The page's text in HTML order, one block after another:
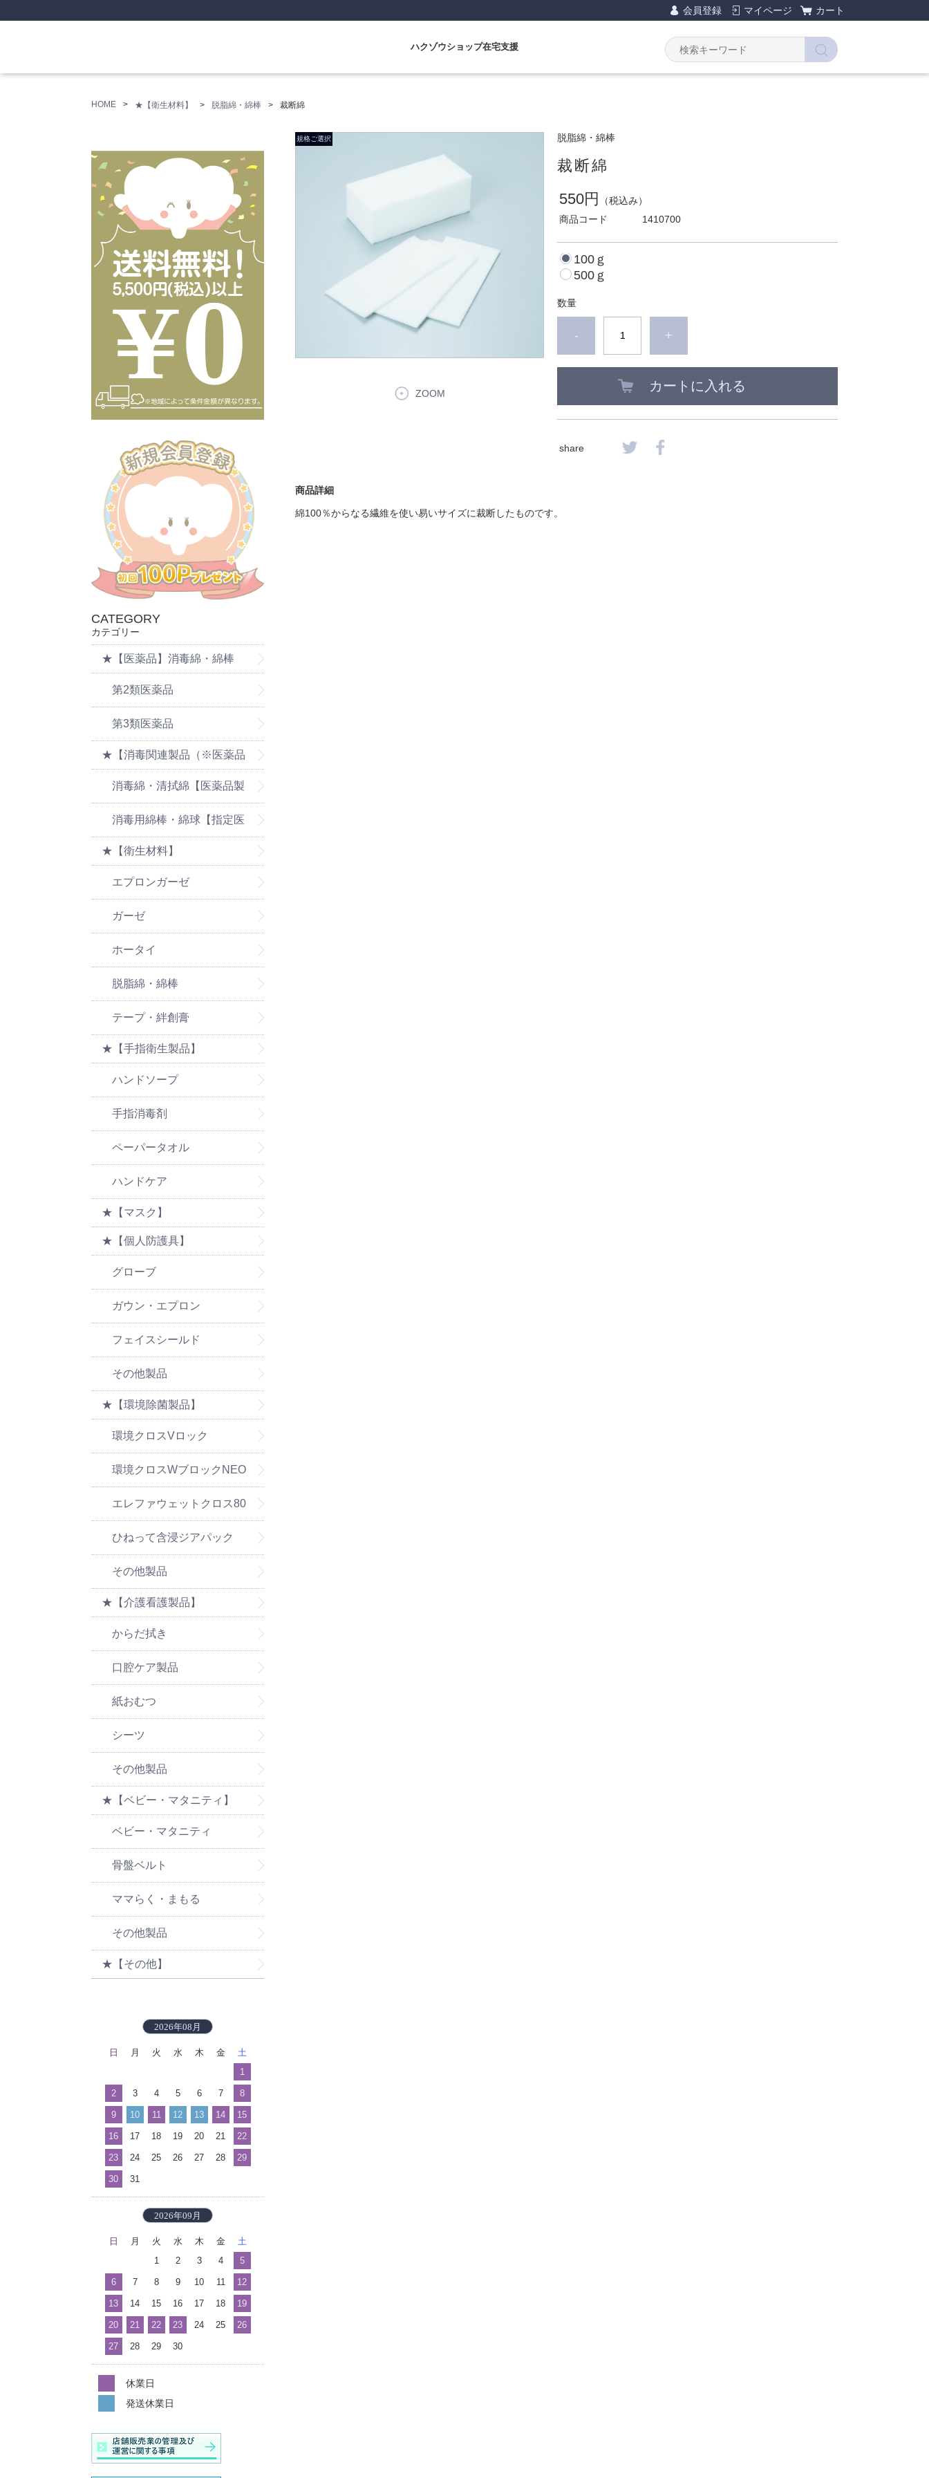
会員登録 マイページ カート
ハクゾウショップ在宅支援
HOME ★【衛生材料】 脱脂綿・綿棒 裁断綿
ZOOM
脱脂綿・綿棒
裁断綿
550円
（税込み）
商品コード
1410700
100ｇ
500ｇ
数量
- +
カートに入れる
share
商品詳細
綿100％からなる繊維を使い易いサイズに裁断したものです。
CATEGORY
カテゴリー
★【医薬品】消毒綿・綿棒
第2類医薬品
第3類医薬品
★【消毒関連製品（※医薬品
の消毒製品は医薬品ページを
消毒綿・清拭綿【医薬品製
品は医薬品ページをご覧くだ
さい】
消毒用綿棒・綿球【指定医
薬部外品】
★【衛生材料】
エプロンガーゼ
ガーゼ
ホータイ
脱脂綿・綿棒
テープ・絆創膏
★【手指衛生製品】
ハンドソープ
手指消毒剤
ペーパータオル
ハンドケア
★【マスク】
★【個人防護具】
グローブ
ガウン・エプロン
フェイスシールド
その他製品
★【環境除菌製品】
環境クロスVロック
環境クロスWブロックNEO
エレファウェットクロス80
ひねって含浸ジアパック
その他製品
★【介護看護製品】
からだ拭き
口腔ケア製品
紙おむつ
シーツ
その他製品
★【ベビー・マタニティ】
ベビー・マタニティ
骨盤ベルト
ママらく・まもる
その他製品
★【その他】
2026年08月
日 月 火 水 木 金
土
1
2 3 4 5 6 7 8
9 10 11 12 13 14 15
16 17 18 19 20 21 22
23 24 25 26 27 28 29
30 31
2026年09月
日 月 火 水 木 金
土
1
2 3 4 5
6 7 8 9 10 11 12
13 14 15 16 17 18 19
20 21 22 23 24 25 26
27 28 29 30
休業日
発送休業日